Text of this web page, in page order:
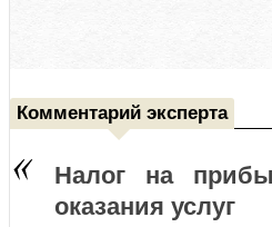
Комментарий эксперта
Налог на
оказания услуг